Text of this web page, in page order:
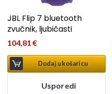
JBL Flip 7 bluetooth
zvučnik, ljubičasti
104,81 €
Dodaj u košaricu
Usporedi